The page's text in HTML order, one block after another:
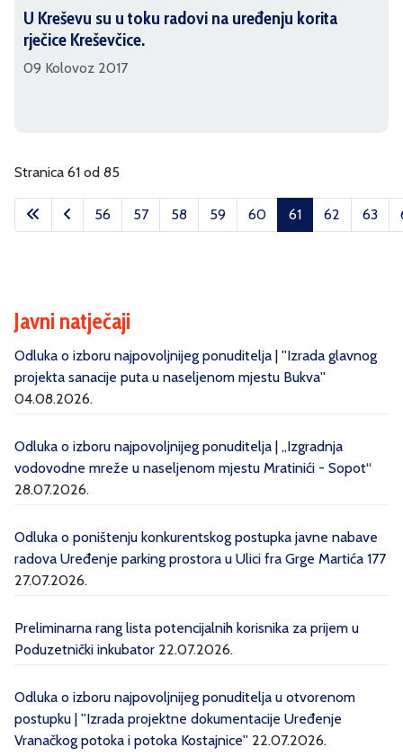
U Kreševu su u toku radovi na uređenju korita
rječice Kreševčice.
09 Kolovoz 2017
Stranica 61 od 85
56 57 58 59 60 61 62 63
Javni natječaji
Odluka o izboru najpovoljnijeg ponuditelja | ''Izrada glavnog
projekta sanacije puta u naseljenom mjestu Bukva''
04.08.2026.
Odluka o izboru najpovoljnijeg ponuditelja | „Izgradnja
vodovodne mreže u naseljenom mjestu Mratinići - Sopot“
28.07.2026.
Odluka o poništenju konkurentskog postupka javne nabave
radova Uređenje parking prostora u Ulici fra Grge Martića 177
27.07.2026.
Preliminarna rang lista potencijalnih korisnika za prijem u
Poduzetnički inkubator 22.07.2026.
Odluka o izboru najpovoljnijeg ponuditelja u otvorenom
postupku | ''Izrada projektne dokumentacije Uređenje
Vranačkog potoka i potoka Kostajnice'' 22.07.2026.